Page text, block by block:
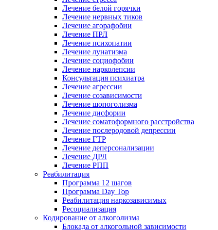
Лечение белой горячки
Лечение нервных тиков
Лечение агорафобии
Лечение ПРЛ
Лечение психопатии
Лечение лунатизма
Лечение социофобии
Лечение нарколепсии
Консультация психиатра
Лечение агрессии
Лечение созависимости
Лечение шопоголизма
Лечение дисфории
Лечение соматоформного расстройства
Лечение послеродовой депрессии
Лечение ГТР
Лечение деперсонализации
Лечение ДРЛ
Лечение РПП
Реабилитация
Программа 12 шагов
Программа Day Top
Реабилитация наркозависимых
Ресоциализация
Кодирование от алкоголизма
Блокада от алкогольной зависимости